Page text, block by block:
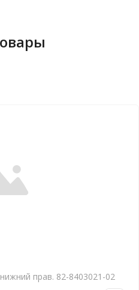
прав. 82-8403021-02